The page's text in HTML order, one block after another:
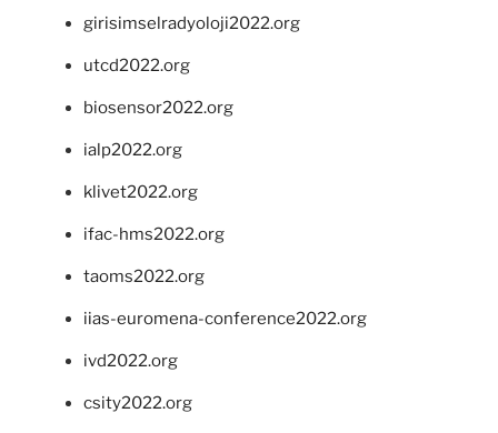
girisimselradyoloji2022.org
utcd2022.org
biosensor2022.org
ialp2022.org
klivet2022.org
ifac-hms2022.org
taoms2022.org
iias-euromena-conference2022.org
ivd2022.org
csity2022.org